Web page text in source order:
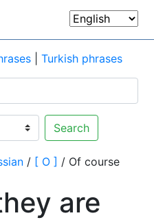
Turkish phrases
Search
/ [ O ] / Of course
are